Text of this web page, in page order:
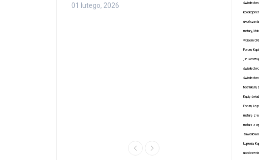
matury,
wpisem
Forum,
, Ile
technikum,
Kupię
Forum,
maturę z
matura z
kupienia,
01 lutego, 2026